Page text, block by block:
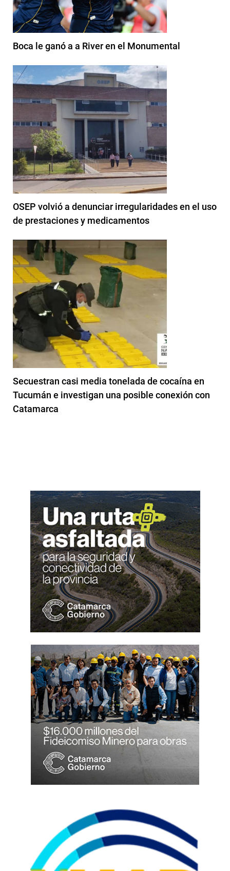
Boca le ganó a a River en el Monumental
OSEP volvió a denunciar irregularidades en el uso
de prestaciones y medicamentos
Secuestran casi media tonelada de cocaína en
Tucumán e investigan una posible conexión con
Catamarca